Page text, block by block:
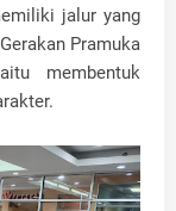
jalur yang
Pramuka
membentuk